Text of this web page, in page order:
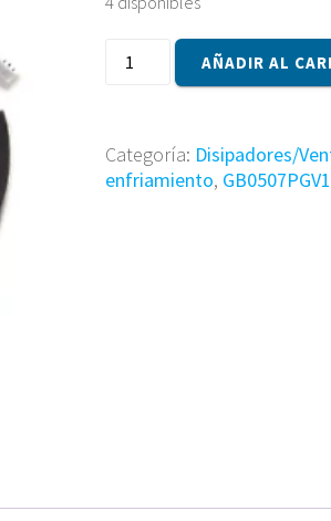
Ventilador
GB0507PGV1-
AÑADIR AL
Categoría: Disipadores/
enfriamiento,